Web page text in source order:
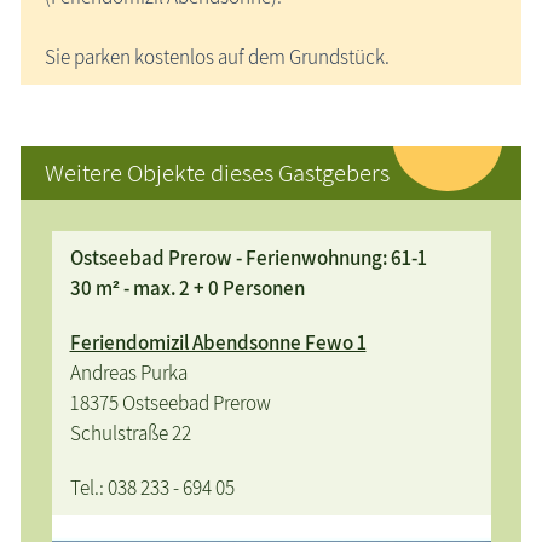
Sie parken kostenlos auf dem Grundstück.
Weitere Objekte dieses Gastgebers
Ostseebad Prerow - Ferienwohnung: 61-1
30 m² - max. 2 + 0 Personen
Feriendomizil Abendsonne Fewo 1
Andreas Purka
18375 Ostseebad Prerow
Schulstraße 22
Tel.: 038 233 - 694 05